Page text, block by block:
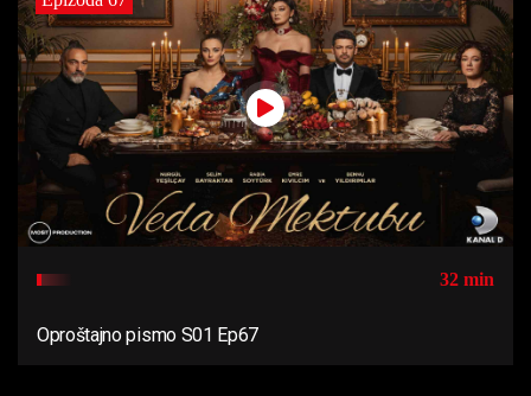
32 min
Oproštajno pismo S01 Ep67